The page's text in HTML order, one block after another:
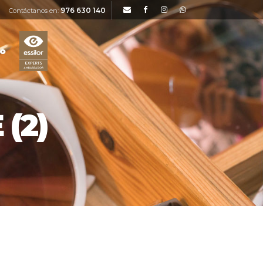
Contáctanos en:976 630 140
(2)